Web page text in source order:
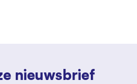
nieuwsbrief